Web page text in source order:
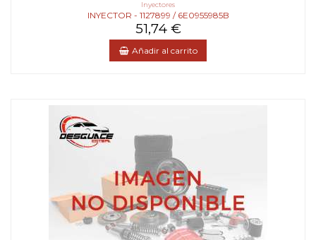
Inyectores
INYECTOR - 1127899 / 6E0955985B
51,74 €
Añadir al carrito